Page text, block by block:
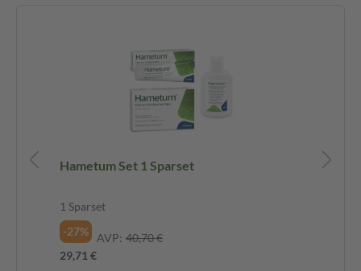
Hametum Set 1 Sparset
1 Sparset
-27%
AVP: 40,70 €
29,71 €